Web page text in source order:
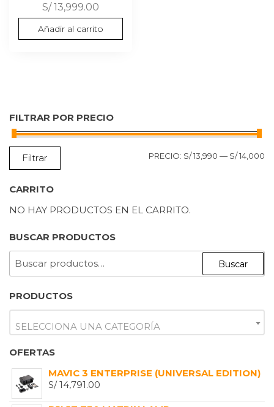
S/13,999.00
Añadir al carrito
FILTRAR POR PRECIO
Filtrar PRECIO: S/ 13,990 — S/ 14,000
CARRITO
NO HAY PRODUCTOS EN EL CARRITO.
BUSCAR PRODUCTOS
Buscar
PRODUCTOS
SELECCIONA UNA CATEGORÍA
OFERTAS
MAVIC 3 ENTERPRISE (UNIVERSAL EDITION)
S/14,791.00